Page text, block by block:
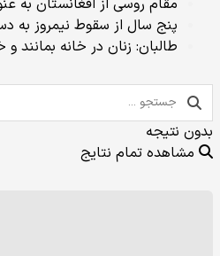
مقام روسی از افغانستان به
پنج سال از سقوط نیمروز به
طالبان: زنان در خانه
بدون نتیجه
مشاهده تمام نتایج